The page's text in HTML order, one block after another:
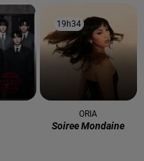
19h34
19h34
ORIA
Soiree Mondaine